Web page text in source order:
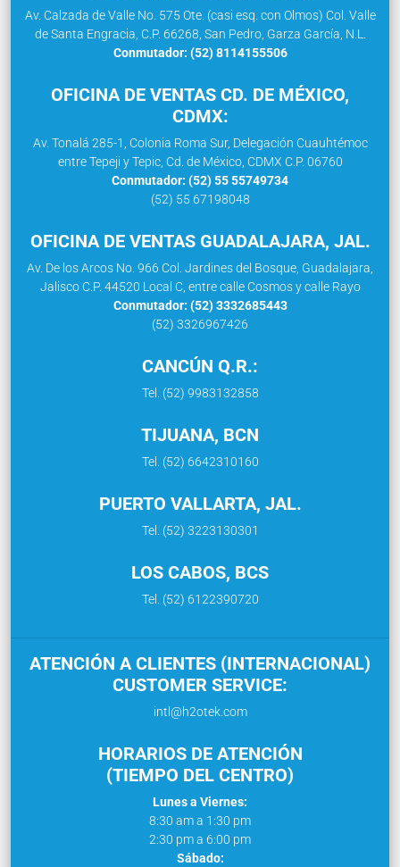
Av. Calzada de Valle No. 575 Ote. (casi esq. con Olmos) Col. Valle
de Santa Engracia, C.P. 66268, San Pedro, Garza García, N.L.
Conmutador: (52) 8114155506
OFICINA DE VENTAS CD. DE MÉXICO,
CDMX:
Av. Tonalá 285-1, Colonia Roma Sur, Delegación Cuauhtémoc
entre Tepeji y Tepic, Cd. de México, CDMX C.P. 06760
Conmutador: (52) 55 55749734
(52) 55 67198048
OFICINA DE VENTAS GUADALAJARA, JAL.
Av. De los Arcos No. 966 Col. Jardines del Bosque, Guadalajara,
Jalisco C.P. 44520 Local C, entre calle Cosmos y calle Rayo
Conmutador: (52) 3332685443
(52) 3326967426
CANCÚN Q.R.:
Tel. (52) 9983132858
TIJUANA, BCN
Tel. (52) 6642310160
PUERTO VALLARTA, JAL.
Tel. (52) 3223130301
LOS CABOS, BCS
Tel. (52) 6122390720
ATENCIÓN A CLIENTES (INTERNACIONAL)
CUSTOMER SERVICE:
intl@h2otek.com
HORARIOS DE ATENCIÓN
(TIEMPO DEL CENTRO)
Lunes a Viernes:
8:30 am a 1:30 pm
2:30 pm a 6:00 pm
Sábado: